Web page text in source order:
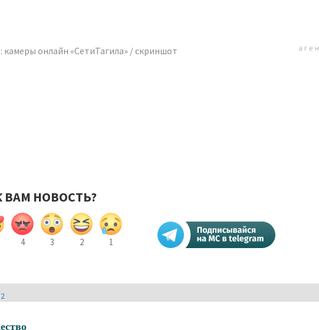
камеры онлайн «СетиТагила» / скриншот
ВАМ НОВОСТЬ?
4 3 2 1